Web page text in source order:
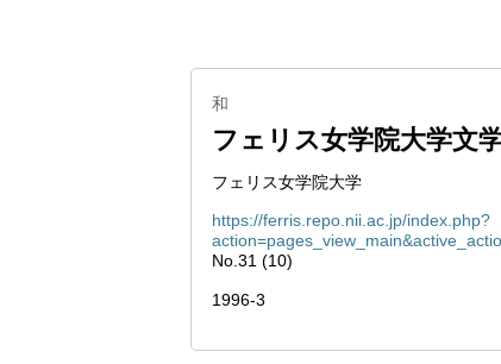
和
フェリス女学院大学文
フェリス女学院大学
https://ferris.repo.nii.ac.jp/index.php?
No.31 (10)
1996-3